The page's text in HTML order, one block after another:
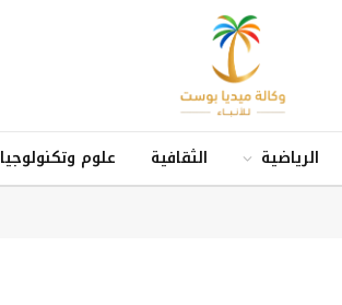
الرياضية الثقافية علوم وتكنولوجيا